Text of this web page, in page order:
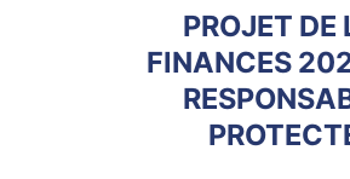
PROJET DE
FINANCES